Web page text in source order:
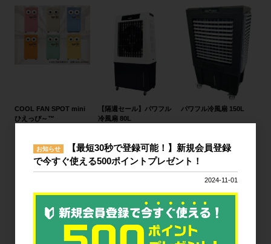
COOL FAN SPOT mini
ひえっぴ～™
【隔週セール】パワフル
冷風扇 80L
パワフル冷風扇 150L
すべてのおすすめ商品を見る
注目の特集
お知らせ
【最短30秒で登録可能！】新規会員登録
で今すぐ使える500ポイントプレゼント！
2024-11-01